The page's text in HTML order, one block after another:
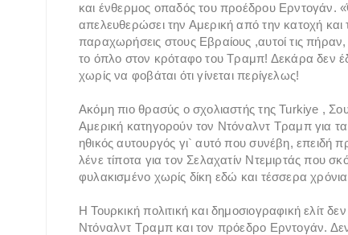
και ένθερμος οπαδός του προέδρου Ερντογάν.
απελευθερώσει την Αμερική από την κατοχή
παραχωρήσεις στους Εβραίους ,αυτοί τις
το όπλο στον κρόταφο του Τραμπ! Δεκάρα δεν
χωρίς να φοβάται ότι γίνεται περίγελως!
Ακόμη πιο θρασύς ο σχολιαστής της Turkiye ,
Αμερική κατηγορούν τον Ντόναλντ Τραμπ για τα
ηθικός αυτουργός γι` αυτό που συνέβη,
λένε τίποτα για τον Σελαχατίν Ντεμιρτάς που
φυλακισμένο χωρίς δίκη εδώ και τέσσερα
Η Τουρκική πολιτική και δημοσιογραφική ελίτ
Ντόναλντ Τραμπ και τον πρόεδρο Ερντογάν.